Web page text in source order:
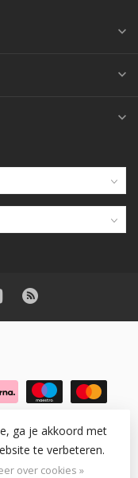
by Lightspeed-
ga je akkoord met
te verbeteren.
over cookies »